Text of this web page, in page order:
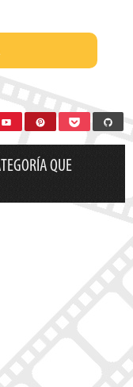
QUE